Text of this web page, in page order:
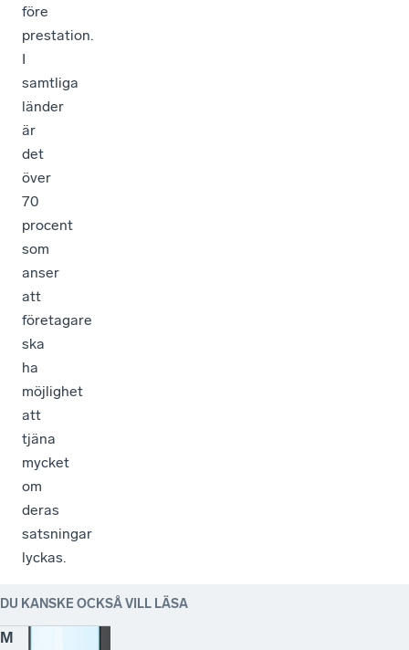
före
prestation.
I
samtliga
länder
är
det
över
70
procent
som
anser
att
företagare
ska
ha
möjlighet
att
tjäna
mycket
om
deras
satsningar
lyckas.
DU KANSKE OCKSÅ VILL LÄSA
M